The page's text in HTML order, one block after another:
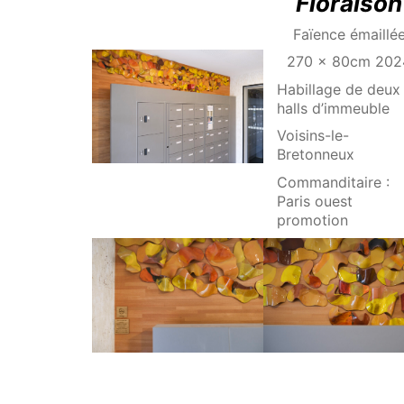
Faïence
270 x 80cm
Habillage de deux
halls d’immeuble
Voisins-le-
Bretonneux
Commanditaire :
Paris ouest
promotion